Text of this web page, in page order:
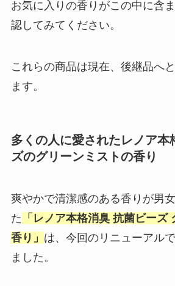
お気に入りの香りがこの中に含
認してみてください。
これらの商品は現在、後継品へ
ます。
多くの人に愛されたレノア本
ズのグリーンミストの香り
爽やかで清潔感のある香りが男
た 「レノア本格消臭 抗菌ビーズ
香り」 は、今回のリニューアル
ました。